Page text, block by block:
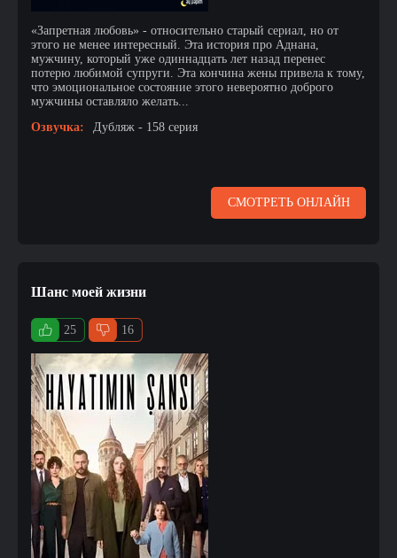
«Запретная любовь» - относительно старый сериал, но от
этого не менее интересный. Эта история про Аднана,
мужчину, который уже одиннадцать лет назад перенес
потерю любимой супруги. Эта кончина жены привела к тому,
что эмоциональное состояние этого невероятно доброго
мужчины оставляло желать...
Озвучка:
Дубляж - 158 серия
СМОТРЕТЬ ОНЛАЙН
Шанс моей жизни
25 16